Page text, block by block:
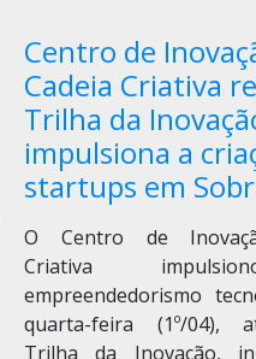
Centro de
Cadeia Criativa
Trilha da
impulsiona a
startups em
O Centro de
Criativa
empreendedorismo
quarta-feira (1º/04),
Trilha da Inovação,